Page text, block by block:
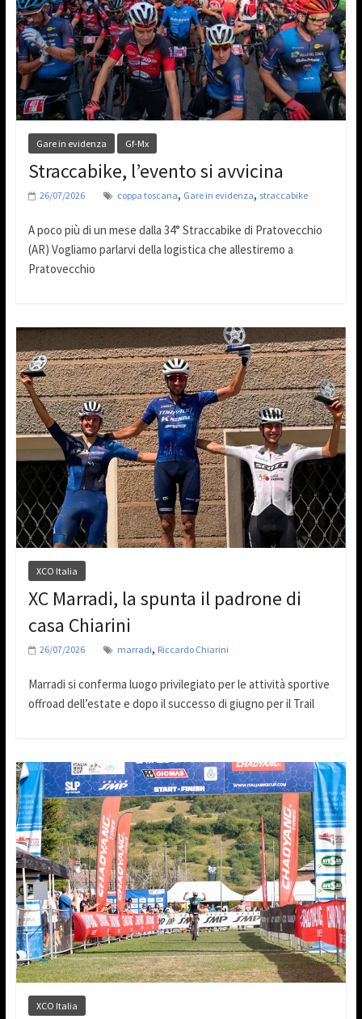
Gare in evidenza Gf-Mx
Straccabike, l’evento si avvicina
26/07/2026 coppa toscana, Gare in evidenza, straccabike
A poco più di un mese dalla 34° Straccabike di Pratovecchio
(AR) Vogliamo parlarvi della logistica che allestiremo a
Pratovecchio
XCO Italia
XC Marradi, la spunta il padrone di
casa Chiarini
26/07/2026 marradi, Riccardo Chiarini
Marradi si conferma luogo privilegiato per le attività sportive
offroad dell’estate e dopo il successo di giugno per il Trail
XCO Italia